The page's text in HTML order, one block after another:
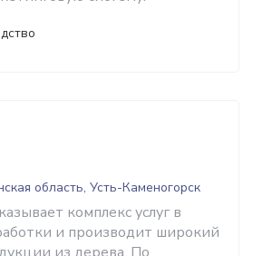
область, Усть-Каменогорск
комплекс услуг в
и производит широкий